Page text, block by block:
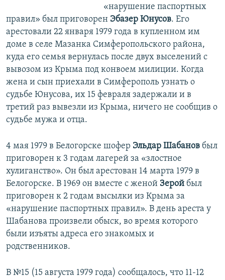
«нарушение паспортных
правил» был приговорен Эбазер Юнусов. Его
арестовали 22 января 1979 года в купленном им
доме в селе Мазанка Симферопольского района,
куда его семья вернулась после двух выселений с
вывозом из Крыма под конвоем милиции. Когда
жена и сын приехали в Симферополь узнать о
судьбе Юнусова, их 15 февраля задержали и в
третий раз вывезли из Крымa, ничего не сообщив о
судьбе мужа и отца.
4 мая 1979 в Белогорске шофер Эльдар Шабанов был
приговорен к 3 годам лагерей за «злостное
хулиганство». Он был арестован 14 марта 1979 в
Белогорске. В 1969 он вместе с женой Зерой был
приговорен к 2 годам высылки из Крыма за
«нарушение паспортных правил». В день ареста у
Шабанова произвели обыск, во время которого
были изъяты адреса его знакомых и
родственников.
В №15 (15 августа 1979 года) сообщалось, что 11-12